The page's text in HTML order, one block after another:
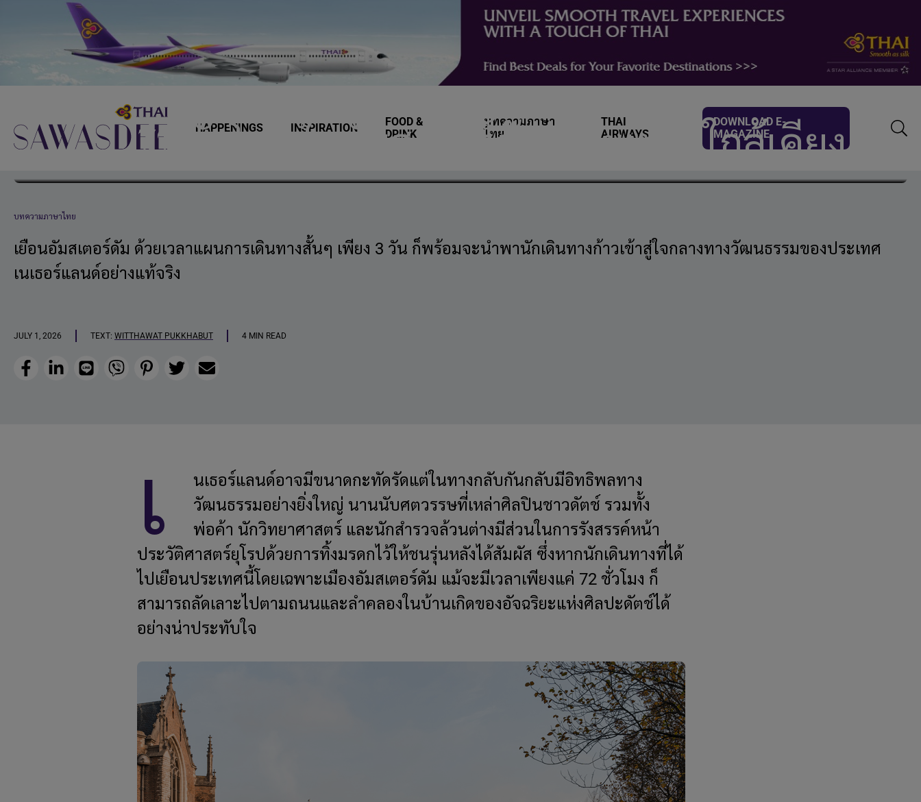
navigation
content
Sawasdee
HAPPENINGS INSPIRATION
FOOD &
DRINK
บทความภาษา
ไทย
THAI
AIRWAYS
DOWNLOAD E-
MAGAZINE
72 ชั่วโมง ในอัมสเตอร์ดัม และเมืองใกล้เคียง
บทความภาษาไทย
เยือนอัมสเตอร์ดัม ด้วยเวลาแผนการเดินทางสั้นๆ เพียง 3 วัน ก็พร้อมจะนำพานักเดินทางก้าวเข้าสู่ใจกลางทางวัฒนธรรมของประเทศ
เนเธอร์แลนด์อย่างแท้จริง
JULY 1, 2026 TEXT: WITTHAWAT PUKKHABUT 4 MIN READ
FacebookLinkedIn
Line Viber PinterestTwitterEmail
เ
นเธอร์แลนด์อาจมีขนาดกะทัดรัดแต่ในทางกลับกันกลับมีอิทธิพลทาง
วัฒนธรรมอย่างยิ่งใหญ่ นานนับศตวรรษที่เหล่าศิลปินชาวดัตช์ รวมทั้ง
พ่อค้า นักวิทยาศาสตร์ และนักสำรวจล้วนต่างมีส่วนในการรังสรรค์หน้า
ประวัติศาสตร์ยุโรปด้วยการทิ้งมรดกไว้ให้ชนรุ่นหลังได้สัมผัส ซึ่งหากนักเดินทางที่ได้
ไปเยือนประเทศนี้โดยเฉพาะเมืองอัมสเตอร์ดัม แม้จะมีเวลาเพียงแค่ 72 ชั่วโมง ก็
สามารถลัดเลาะไปตามถนนและลำคลองในบ้านเกิดของอัจฉริยะแห่งศิลปะดัตช์ได้
อย่างน่าประทับใจ